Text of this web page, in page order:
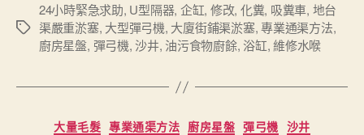
Tags
24小時緊急求助, U型隔器, 企缸, 修改, 化糞, 吸糞車, 地台
渠嚴重淤塞, 大型彈弓機, 大廈街鋪渠淤塞,專業通渠方法,
廚房星盤, 彈弓機,沙井, 油污食物廚餘, 浴缸,維修水喉
Categories
大量毛髮 專業通渠方法 廚房星盤 彈弓機 沙井